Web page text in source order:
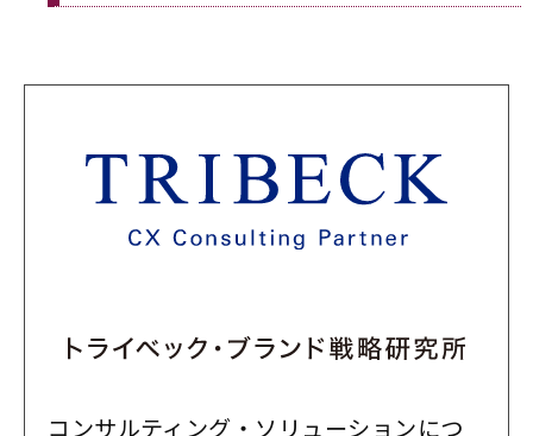
コンサルティング・ソリューションにつ